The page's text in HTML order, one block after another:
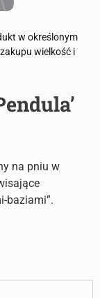
w określonym
wielkość i
na pniu w
baziami”.